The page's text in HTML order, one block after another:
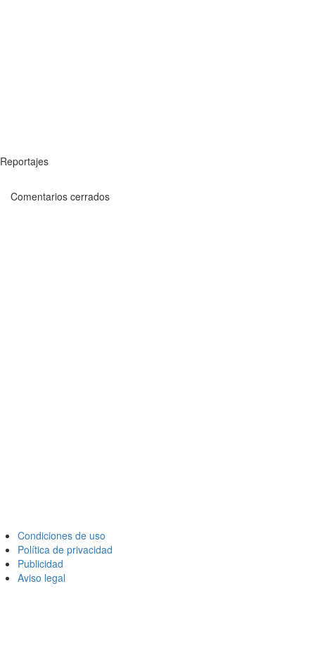
Reportajes
Comentarios cerrados
Condiciones de uso
Política de privacidad
Publicidad
Aviso legal